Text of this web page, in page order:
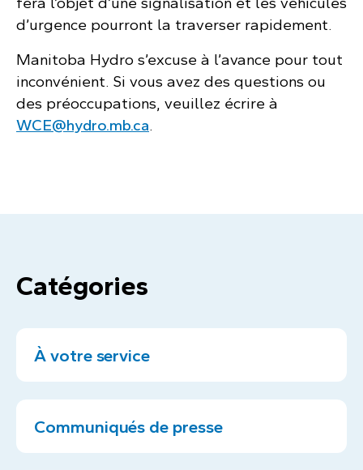
d’urgence pourront la traverser rapidement.
Manitoba Hydro s’excuse à l’avance pour tout
inconvénient. Si vous avez des questions ou
des préoccupations, veuillez écrire à
WCE@hydro.mb.ca.
Catégories
À votre service
Communiqués de presse